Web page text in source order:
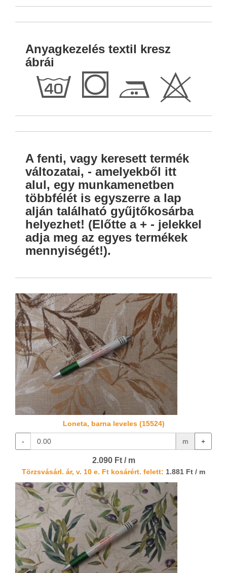
Anyagkezelés textil kresz
ábrái
h Q E H
A fenti, vagy keresett termék
változatai, - amelyekből itt
alul, egy munkamenetben
többfélét is egyszerre a lap
alján található gyűjtőkosárba
helyezhet! (Előtte a + - jelekkel
adja meg az egyes termékek
mennyiségét!).
Loneta, barna leveles (15524)
- m +
2.090 Ft / m
Törzsvásárl. ár, v. 10 e. Ft kosárért. felett: 1.881 Ft / m